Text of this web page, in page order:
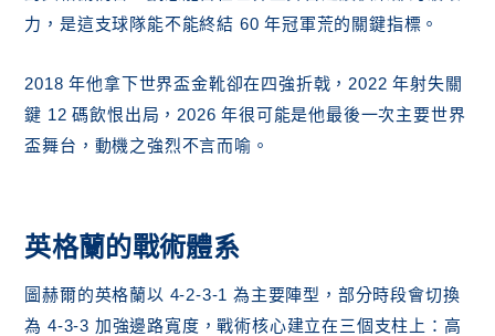
力，是這支球隊能不能終結 60 年冠軍荒的關鍵指標。
2018 年他拿下世界盃金靴卻在四強折戟，2022 年射失關
鍵 12 碼飲恨出局，2026 年很可能是他最後一次主要世界
盃舞台，動機之強烈不言而喻。
英格蘭的戰術體系
圖赫爾的英格蘭以 4-2-3-1 為主要陣型，部分時段會切換
為 4-3-3 加強邊路寬度，戰術核心建立在三個支柱上：高